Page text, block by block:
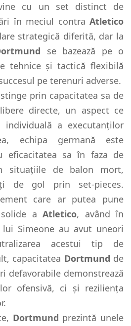
cu un set distinct de
în meciul contra Atletico
strategică diferită, dar la
se bazează pe o
tehnice și tactică flexibilă
pe terenuri adverse.
prin capacitatea sa de
directe, un aspect ce
individuală a executanților
echipa germană este
eficacitatea sa în faza de
situațiile de balon mort,
de gol prin set-pieces.
care ar putea pune
a Atletico, având în
Simeone au avut uneori
acestui tip de
capacitatea Dortmund de
defavorabile demonstrează
ofensivă, ci și reziliența
Dortmund prezintă unele